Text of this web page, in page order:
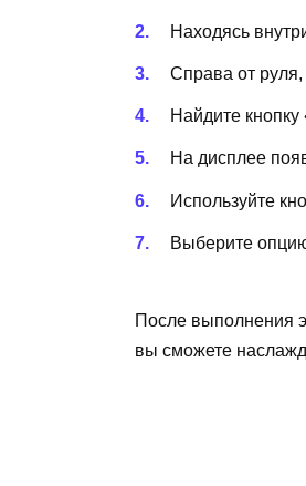
Находясь
Справа от
Найдите
На дисплее
Используйте
Выберите
После выполнения
вы сможете